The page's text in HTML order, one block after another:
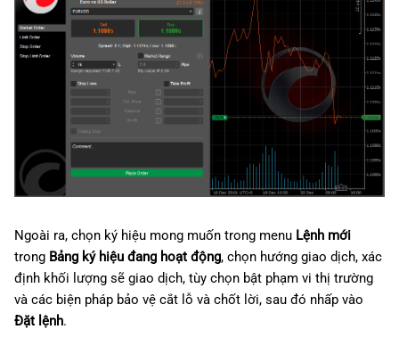
Ngoài ra, chọn ký hiệu mong muốn trong menu Lệnh mới
trong Bảng ký hiệu đang hoạt động, chọn hướng giao dịch, xác
định khối lượng sẽ giao dịch, tùy chọn bật phạm vi thị trường
và các biện pháp bảo vệ cắt lỗ và chốt lời, sau đó nhấp vào
Đặt lệnh.